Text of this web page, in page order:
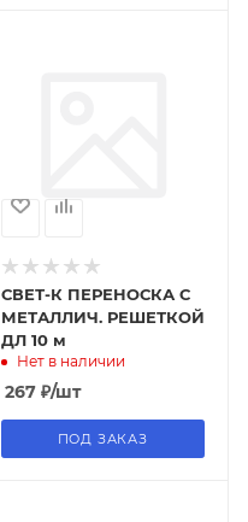
СВЕТ-К ПЕРЕНОСКА С
МЕТАЛЛИЧ. РЕШЕТКОЙ
ДЛ 10 м
Нет в наличии
267₽/шт
ПОД ЗАКАЗ